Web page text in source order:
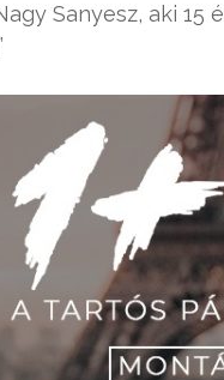
Sanyesz, aki 15